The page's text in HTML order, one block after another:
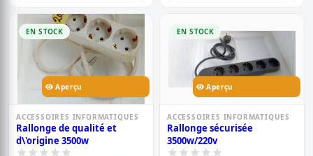
EN STOCK
Aperçu
ACCESSOIRES INFORMATIQUES
Rallonge de qualité et
d\'origine 3500w
EN STOCK
Aperçu
ACCESSOIRES INFORMATIQUES
Rallonge sécurisée
3500w/220v